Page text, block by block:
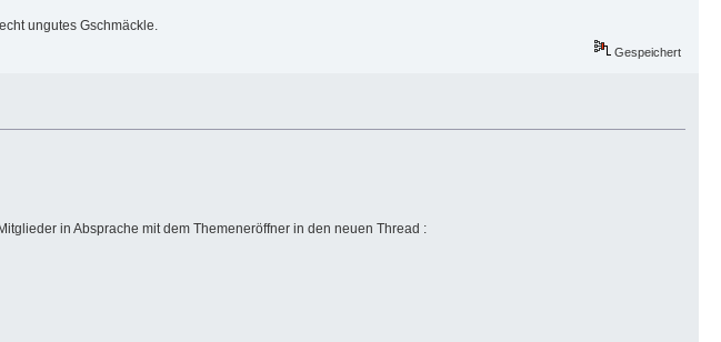
ungutes Gschmäckle.
Gespeichert
in Absprache mit dem Themeneröffner in den neuen Thread :